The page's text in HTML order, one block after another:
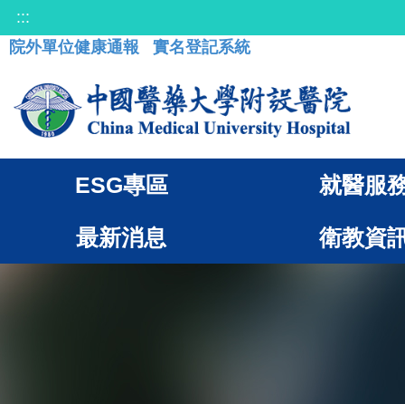
:::
院外單位健康通報
實名登記系統
ESG專區 就醫服
最新消息 衛教資